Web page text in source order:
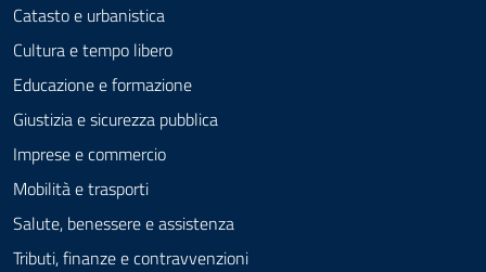
Catasto e urbanistica
Cultura e tempo libero
Educazione e formazione
Giustizia e sicurezza pubblica
Imprese e commercio
Mobilità e trasporti
Salute, benessere e assistenza
Tributi, finanze e contravvenzioni